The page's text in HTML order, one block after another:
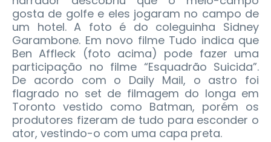
gosta de golfe e eles jogaram no campo de
um hotel. A foto é do coleguinha Sidney
Garambone. Em novo filme Tudo indica que
Ben Affleck (foto acima) pode fazer uma
participação no filme “Esquadrão Suicida”.
De acordo com o Daily Mail, o astro foi
flagrado no set de filmagem do longa em
Toronto vestido como Batman, porém os
produtores fizeram de tudo para esconder o
ator, vestindo-o com uma capa preta.